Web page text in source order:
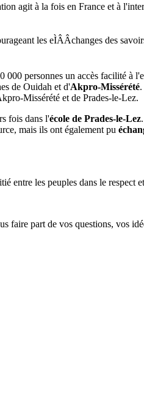
agit à la fois en France et à
les eÌÂÂchanges des
personnes un accès facilité à
de Ouidah et d'Akpro-Missérété
Missérété et de Prades-le-Lez.
fois dans l'école de Prades-le-Lez
mais ils ont également pu
entre les peuples dans le respect
faire part de vos questions, vos